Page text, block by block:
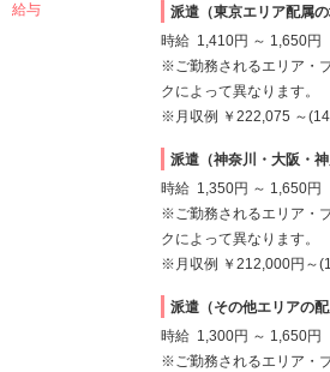
給与
派遣（東京エリア配属の
時給 1,410円 ～ 1,650円
※ご勤務されるエリア・
クによって異なります。
※月収例 ￥222,075 ～
派遣（神奈川・大阪・
時給 1,350円 ～ 1,650円
※ご勤務されるエリア・
クによって異なります。
※月収例 ￥212,000円～
派遣（その他エリアの配
時給 1,300円 ～ 1,650円
※ご勤務されるエリア・